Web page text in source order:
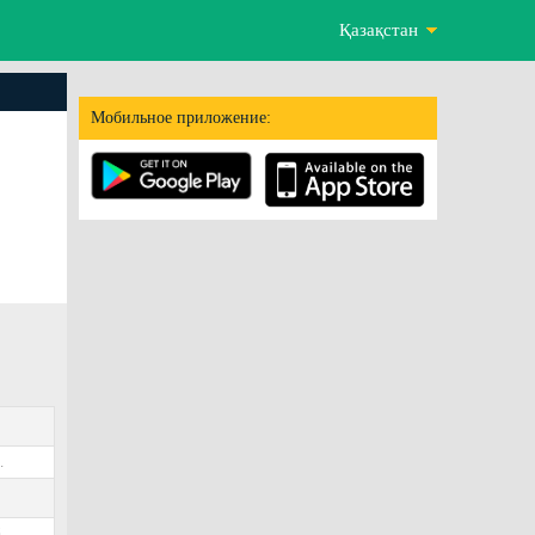
Қазақстан
Мобильное приложение: